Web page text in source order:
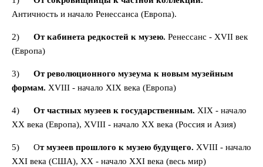
Античность и начало Ренессанса (Европа).
2) От кабинета редкостей к музею. Ренессанс - XVII век
(Европа)
3)
От революционного музеума к новым музейным
формам. XVIII - начало XIX века (Европа)
4) От частных музеев к государственным. XIX - начало
XX века (Европа), XVIII - начало XX века (Россия и Азия)
5) От музеев прошлого к музею будущего. XVIII - начало
XXI века (США), XX - начало XXI века (весь мир)